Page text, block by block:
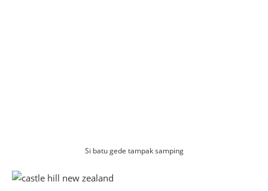
Si batu gede tampak samping